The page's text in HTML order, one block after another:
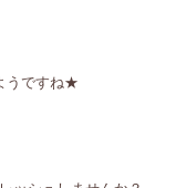
うですね★